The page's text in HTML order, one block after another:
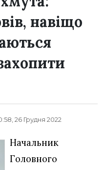
навіщо
26 Грудня 2022
Начальник
Головного